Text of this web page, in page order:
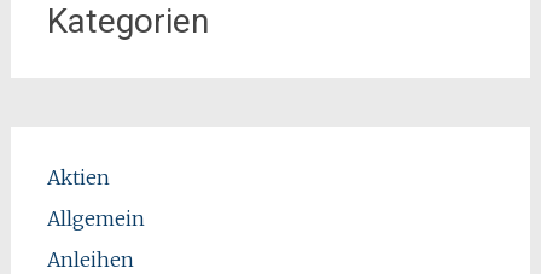
Kategorien
Aktien
Allgemein
Anleihen